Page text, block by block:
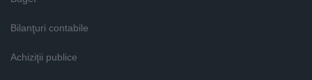
Bilanţuri contabile
Achiziţii publice